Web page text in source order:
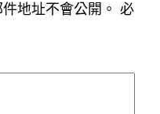
地址不會公開。 必